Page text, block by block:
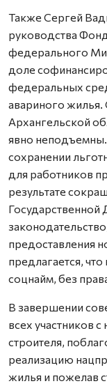
Также Сергей
руководства
федерального
доле
федеральных
авариного
Архангельской
явно
сохранении
для работников
результате
Государственной
предоставления
предлагается,
соцнайм, без
В завершении
всех участников
строителя,
реализацию
жилья и пожелав